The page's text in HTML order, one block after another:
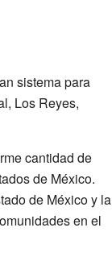
sistema para
Los Reyes,
cantidad de
de México.
de México y la
en el